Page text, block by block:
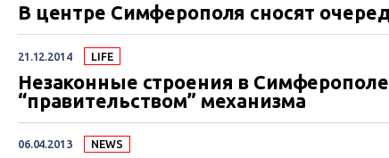
В центре Симферополя сносят
21.12.2014 LIFE
Незаконные строения в
“правительством” механизма
06.04.2013 NEWS